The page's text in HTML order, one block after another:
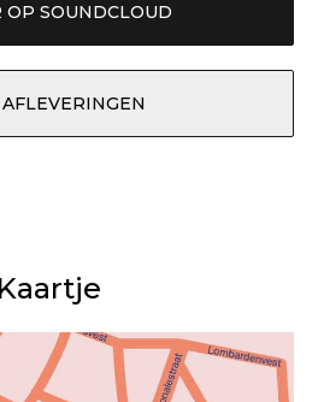
OP SOUNDCLOUD
Kaartje